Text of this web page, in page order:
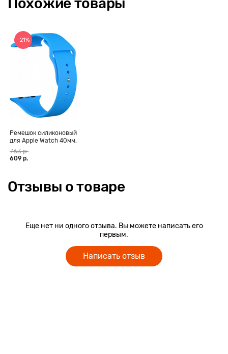
-21%
Ремешок силиконовый
для Apple Watch 40мм,
голубой
763 р.
609 р.
Отзывы о товаре
Еще нет ни одного отзыва. Вы можете написать его
первым.
Написать отзыв